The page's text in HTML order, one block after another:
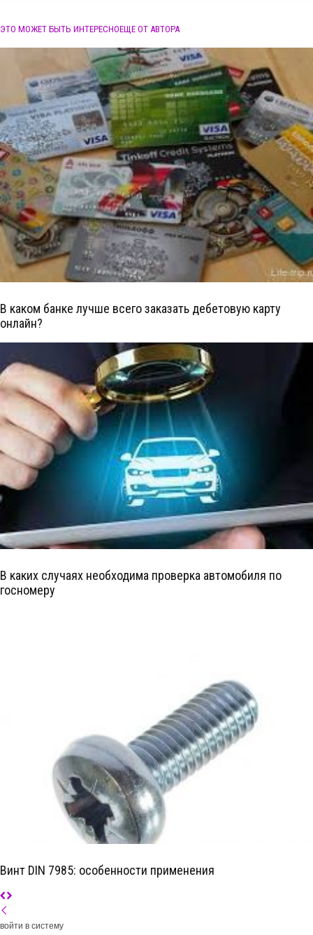
ЭТО МОЖЕТ БЫТЬ ИНТЕРЕСНОЕЩЕ ОТ АВТОРА
В каком банке лучше всего заказать дебетовую карту
онлайн?
В каких случаях необходима проверка автомобиля по
госномеру
Винт DIN 7985: особенности применения
войти в систему